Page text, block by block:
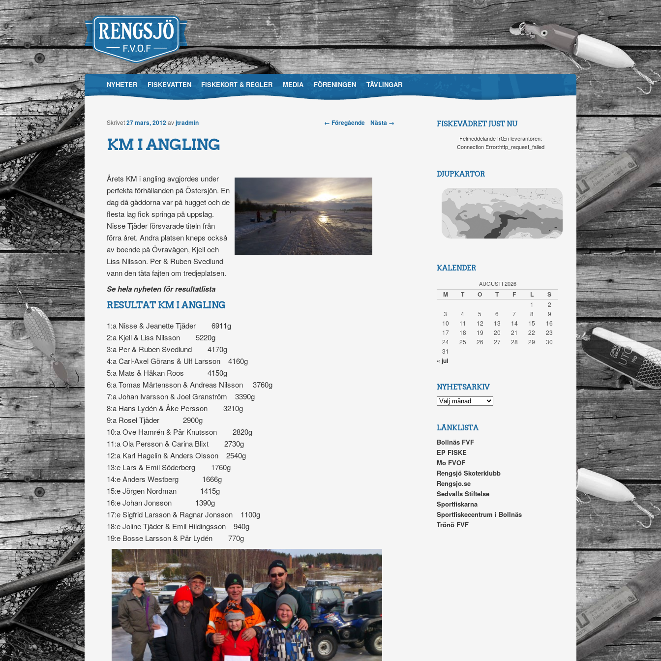
Main menu
Skip
NYHETER FISKEVATTEN FISKEKORT & REGLER MEDIA FÖRENINGEN TÄVLINGAR
Rengsjö Fiskevårdsområdesförening
Post navigation
← Föregående Nästa →
KM I ANGLING
Skrivet27 mars, 2012avjtradmin
Årets KM i angling avgjordes under
perfekta förhållanden på Östersjön. En
dag då gäddorna var på hugget och de
flesta lag fick springa på uppslag.
Nisse Tjäder försvarade titeln från
förra året. Andra platsen kneps också
av boende på Övravägen, Kjell och
Liss Nilsson. Per & Ruben Svedlund
vann den täta fajten om tredjeplatsen.
Se hela nyheten för resultatlista
RESULTAT KM I ANGLING
1:a Nisse & Jeanette Tjäder 6911g
2:a Kjell & Liss Nilsson 5220g
3:a Per & Ruben Svedlund 4170g
4:a Carl-Axel Görans & Ulf Larsson 4160g
5:a Mats & Håkan Roos 4150g
6:a Tomas Mårtensson & Andreas Nilsson 3760g
7:a Johan Ivarsson & Joel Granström 3390g
8:a Hans Lydén & Åke Persson 3210g
9:a Rosel Tjäder 2900g
10:a Ove Hamrén & Pär Knutsson 2820g
11:a Ola Persson & Carina Blixt 2730g
12:a Karl Hagelin & Anders Olsson 2540g
13:e Lars & Emil Söderberg 1760g
14:e Anders Westberg 1666g
15:e Jörgen Nordman 1415g
16:e Johan Jonsson 1390g
17:e Sigfrid Larsson & Ragnar Jonsson 1100g
18:e Joline Tjäder & Emil Hildingsson 940g
19:e Bosse Larsson & Pär Lydén 770g
FISKEVÄDRET JUST NU
Felmeddelande frŒn leverantören:
Connection Error:http_request_failed
DJUPKARTOR
KALENDER
AUGUSTI 2026
M T O T F L S
1
2
3
4 5 6 7 8
9
10
11 12 13 14 15
16
17
18 19 20 21 22
23
24
25 26 27 28 29
30
31
« jul
NYHETSARKIV
NYHETSARKIV
LÄNKLISTA
Bollnäs FVF
EP FISKE
Mo FVOF
Rengsjö Skoterklubb
Rengsjo.se
Sedvalls Stiftelse
Sportfiskarna
Sportfiskecentrum i Bollnäs
Trönö FVF